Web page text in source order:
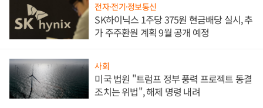
전자·전기·정보통신
SK하이닉스 1주당 375원 현금배당 실시, 추
가 주주환원 계획 9월 공개 예정
사회
미국 법원 "트럼프 정부 풍력 프로젝트 동결
조치는 위법", 해제 명령 내려